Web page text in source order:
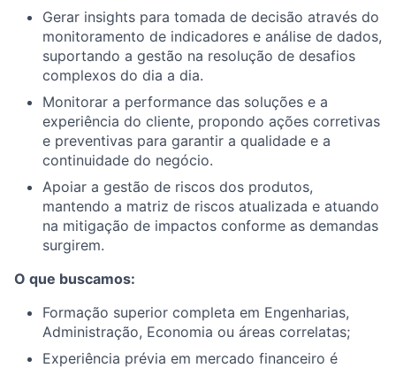
Gerar insights para tomada de decisão através do
monitoramento de indicadores e análise de dados,
suportando a gestão na resolução de desafios
complexos do dia a dia.
Monitorar a performance das soluções e a
experiência do cliente, propondo ações corretivas
e preventivas para garantir a qualidade e a
continuidade do negócio.
Apoiar a gestão de riscos dos produtos,
mantendo a matriz de riscos atualizada e atuando
na mitigação de impactos conforme as demandas
surgirem.
O que buscamos:
Formação superior completa em Engenharias,
Administração, Economia ou áreas correlatas;
Experiência prévia em mercado financeiro é